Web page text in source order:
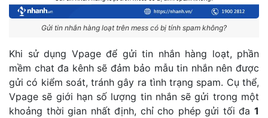
Gửi tin nhắn hàng loạt trên mess có bị tính spam không?
Khi sử dụng Vpage để gửi tin nhắn hàng loạt, phần
mềm chat đa kênh sẽ đảm bảo mẫu tin nhắn nên được
gửi có kiểm soát, tránh gây ra tình trạng spam. Cụ thể,
Vpage sẽ giới hạn số lượng tin nhắn sẽ gửi trong một
khoảng thời gian nhất định, chỉ cho phép gửi tối đa 1